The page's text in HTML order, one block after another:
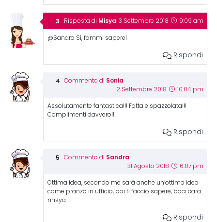
Risposta di Misya 3 Settembre 2018 9:09 am
@Sandra Sì, fammi sapere!
Rispondi
Commento di Sonia
2 Settembre 2018 10:04 pm
Assolutamente fantastica!!! Fatta e spazzolata!!!
Complimenti davvero!!!
Rispondi
Commento di Sandra
31 Agosto 2018 6:07 pm
Ottima idea, secondo me sarà anche un’ottima idea
come pranzo in ufficio, poi ti faccio sapere, baci cara
misya
Rispondi